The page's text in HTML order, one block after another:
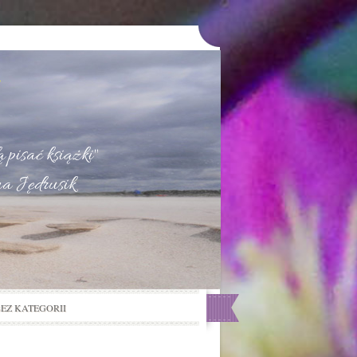
pisać książki"
Jędrusik
KATEGORII